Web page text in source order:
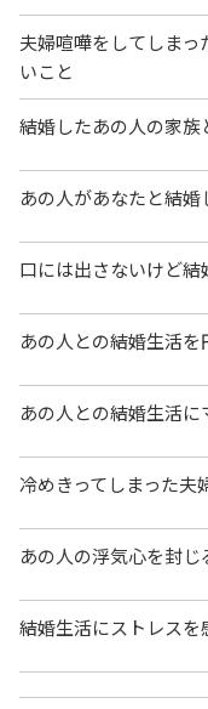
夫婦喧嘩をしてしま
いこと
結婚したあの人の家
あの人があなたと結
口には出さないけど
あの人との結婚生活
あの人との結婚生活
冷めきってしまった夫
あの人の浮気心を封
結婚生活にストレス